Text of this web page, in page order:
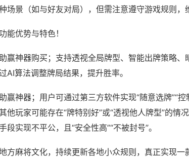
场景（如与好友对局），但需注意遵守游戏规则，
能优势与特色！
赢神器购买；支持透视全局牌型、智能出牌策略、
AI算法调整牌局结果，提升胜率。
赢神器；用户可通过第三方软件实现“随意选牌”“控
他玩家可能存在“牌特别好”或“透视他人牌型”的情
段实现不平公，且“安全性高”“不被封号”。
方麻将文化，持续更新各地小众规则，真正实现一